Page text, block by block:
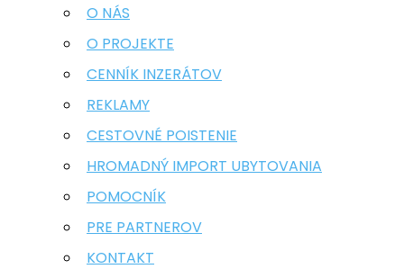
O NÁS
O PROJEKTE
CENNÍK INZERÁTOV
REKLAMY
CESTOVNÉ POISTENIE
HROMADNÝ IMPORT UBYTOVANIA
POMOCNÍK
PRE PARTNEROV
KONTAKT